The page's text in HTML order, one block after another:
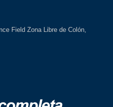
Field Zona Libre de Colón,